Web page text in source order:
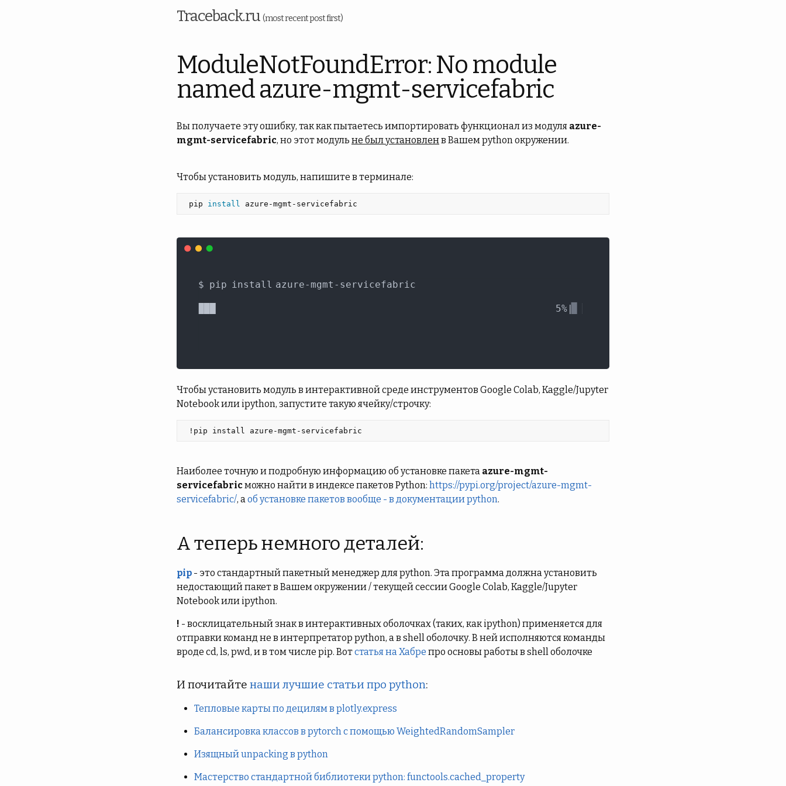
Traceback.ru (most recent post first)
ModuleNotFoundError: No module
named azure-mgmt-servicefabric
Вы получаете эту ошибку, так как пытаетесь импортировать функционал из модуля azure-
mgmt-servicefabric, но этот модуль не был установленв Вашем python окружении.
Чтобы установить модуль, напишите в терминале:
pip install azure-mgmt-servicefabric
Чтобы установить модуль в интерактивной среде инструментов Google Colab, Kaggle/Jupyter
Notebook или ipython, запустите такую ячейку/строчку:
!pip install azure-mgmt-servicefabric
Наиболее точную и подробную информацию об установке пакета azure-mgmt-
servicefabricможно найти в индексе пакетов Python: https://pypi.org/project/azure-mgmt-
servicefabric/, аоб установке пакетов вообще - в документации python.
А теперь немного деталей:
pip - это стандартный пакетный менеджер для python. Эта программа должна установить
недостающий пакет в Вашем окружении / текущей сессии Google Colab, Kaggle/Jupyter
Notebook или ipython.
! - восклицательный знак в интерактивных оболочках (таких, как ipython) применяется для
отправки команд не в интерпретатор python, а в shell оболочку. В ней исполняются команды
вроде cd, ls, pwd, и в том числе pip. Вотстатья на Хабре про основы работы в shell оболочке
И почитайте наши лучшие статьи про python:
Тепловые карты по децилям в plotly.express
Балансировка классов в pytorch с помощью WeightedRandomSampler
Изящный unpacking в python
Мастерство стандартной библиотеки python: functools.cached_property